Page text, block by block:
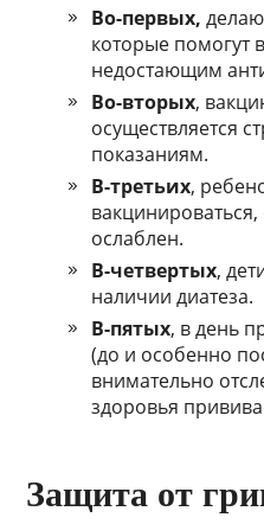
Во-первых,
которые помогут
недостающим
Во-вторых,
осуществляется
показаниям.
В-третьих,
ослаблен.
В-четвертых,
наличии диатеза.
В-пятых, в день
(до и особенно
внимательно
здоровья
Защита от